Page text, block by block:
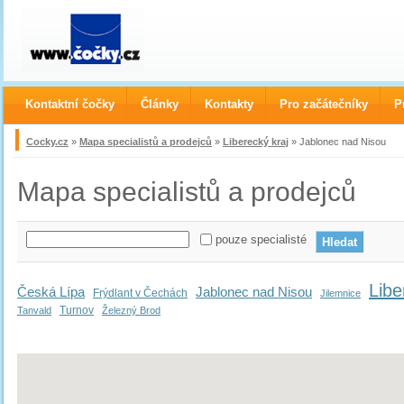
Cocky.cz » Mapa specialistů a prodejců » Liberecký kraj » Jablonec nad Nisou
Mapa specialistů a prodejců
pouze specialisté
Česká Lípa Frýdlant v Čechách Jablonec nad Nisou Jilemnice
Tanvald Turnov Železný Brod
Kontaktní čočky Články Kontakty Pro začátečníky